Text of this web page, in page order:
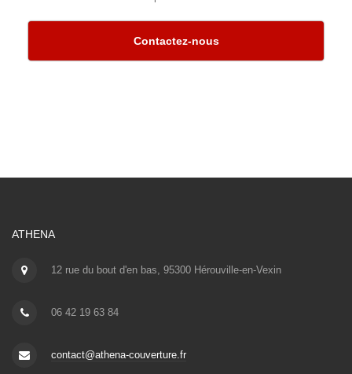
Contactez-nous
ATHENA
12 rue du bout d'en bas, 95300 Hérouville-en-Vexin
06 42 19 63 84
contact@athena-couverture.fr